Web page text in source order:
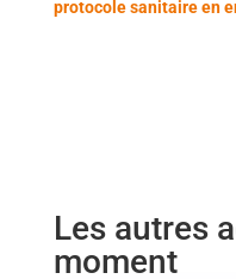
protocole sanitaire en
Les autres
moment